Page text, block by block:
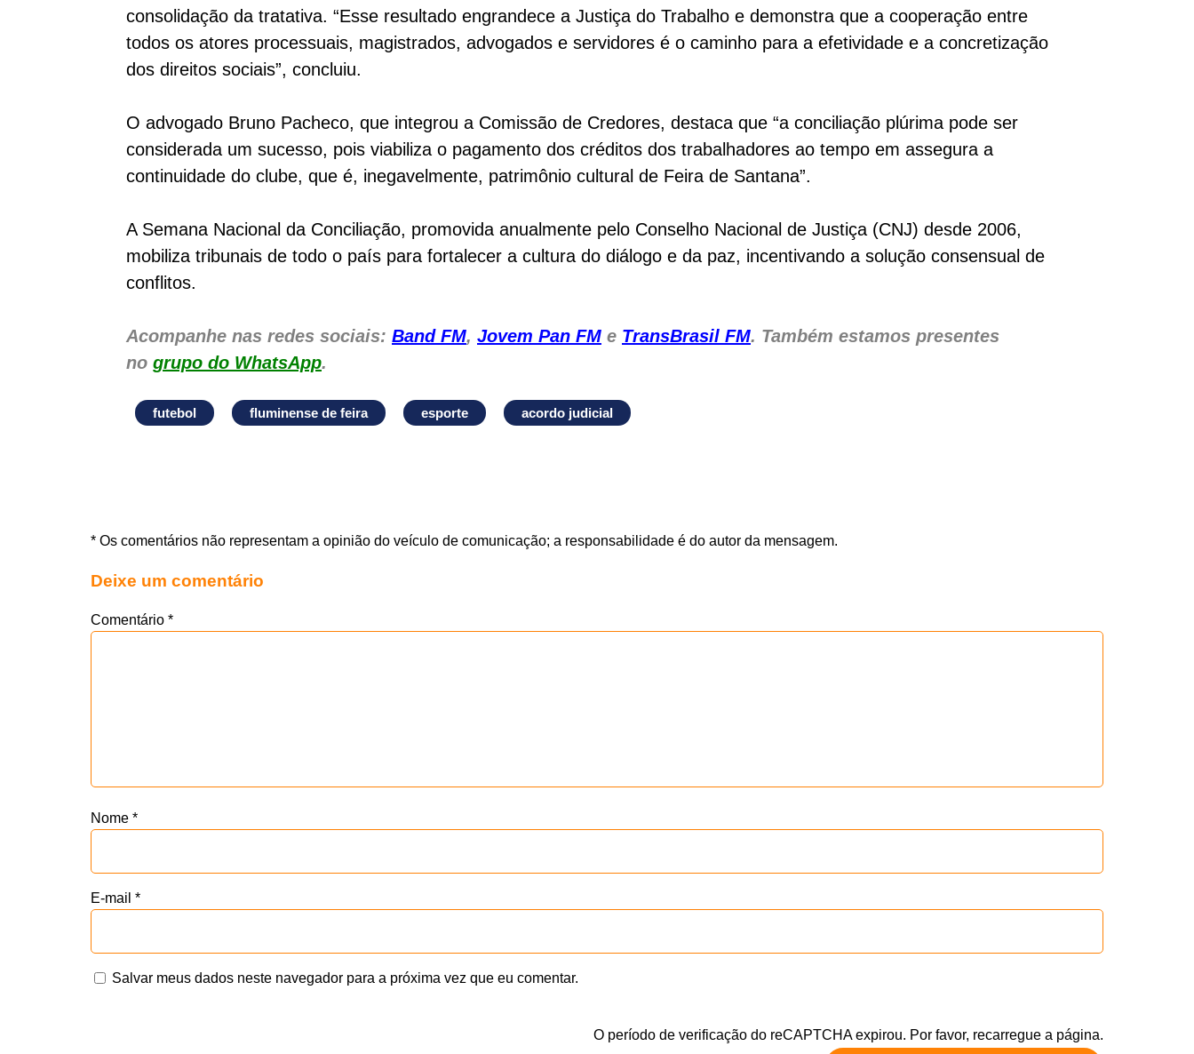
consolidação da tratativa. “Esse resultado engrandece a Justiça do Trabalho e demonstra que a cooperação entre
todos os atores processuais, magistrados, advogados e servidores é o caminho para a efetividade e a concretização
dos direitos sociais”, concluiu.
O advogado Bruno Pacheco, que integrou a Comissão de Credores, destaca que “a conciliação plúrima pode ser
considerada um sucesso, pois viabiliza o pagamento dos créditos dos trabalhadores ao tempo em assegura a
continuidade do clube, que é, inegavelmente, patrimônio cultural de Feira de Santana”.
A Semana Nacional da Conciliação, promovida anualmente pelo Conselho Nacional de Justiça (CNJ) desde 2006,
mobiliza tribunais de todo o país para fortalecer a cultura do diálogo e da paz, incentivando a solução consensual de
conflitos.
Acompanhe nas redes sociais: Band FM, Jovem Pan FM e TransBrasil FM. Também estamos presentes
no grupo do WhatsApp.
futebol fluminense de feira esporte acordo judicial
* Os comentários não representam a opinião do veículo de comunicação; a responsabilidade é do autor da mensagem.
Deixe um comentário
Comentário *
Nome *
E-mail *
Salvar meus dados neste navegador para a próxima vez que eu comentar.
O período de verificação do reCAPTCHA expirou. Por favor, recarregue a página.